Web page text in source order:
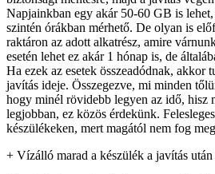
Napjainkban egy akár 50-60 GB is
szintén órákban mérhető. De olyan is
raktáron az adott alkatrész, amire
esetén lehet ez akár 1 hónap is, de
Ha ezek az esetek összeadódnak, akkor
javítás ideje. Összegezve, mi minden
hogy minél rövidebb legyen az idő, hisz
legjobban, ez közös érdekünk.
készülékeken, mert magától nem fog
+ Vízálló marad a készülék a javítás után